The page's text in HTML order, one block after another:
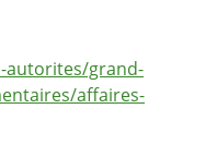
autorites/grand-
affaires-